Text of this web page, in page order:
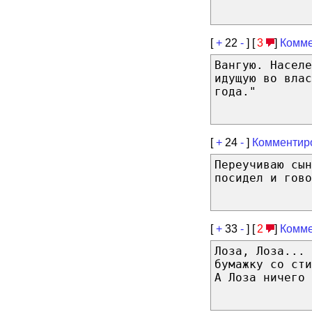
[+ 22 - ] [3 ]
Вангую.
идущую во
года."
[+ 24 - ]
Переучиваю
посидел и
[+ 33 - ] [ 2 ]
Лоза, Лоза...
бумажку со
А Лоза